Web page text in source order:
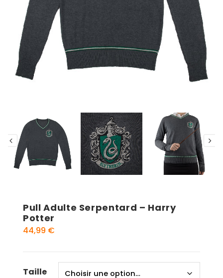
Pull Adulte Serpentard – Harry
Potter
44,99 €
Taille